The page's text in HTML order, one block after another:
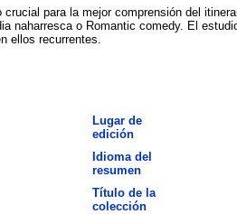
para la mejor comprensión del
naharresca o Romantic comedy. El
ellos recurrentes.
Lugar de
edición
Idioma del
resumen
Título de la
colección